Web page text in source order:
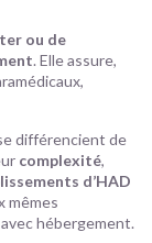
ou de
. Elle assure,
différencient de
complexité,
d’HAD
mêmes
hébergement.